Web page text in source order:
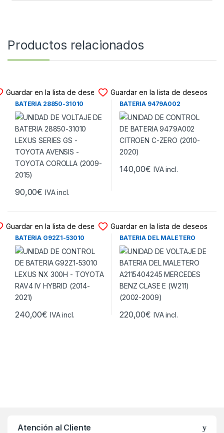
Productos relacionados
Guardar en la lista de deseos
UNIDAD DE VOLTAJE DE
BATERIA 28850-31010
LEXUS SERIES GS – TOYOTA
AVENSIS – TOYOTA
COROLLA (2009-2015)
90,00€ IVA incl.
Guardar en la lista de deseos
UNIDAD DE CONTROL DE
BATERIA 9479A002
CITROEN C-ZERO (2010-
2020)
140,00€ IVA incl.
Guardar en la lista de deseos
UNIDAD DE CONTROL DE
BATERIA G92Z1-53010
LEXUS NX 300H – TOYOTA
RAV4 IV HYBRID (2014-2021)
240,00€ IVA incl.
Guardar en la lista de deseos
UNIDAD DE VOLTAJE DE
BATERIA DEL MALETERO
A2115404245 MERCEDES
BENZ CLASE E (W211)
(2002-2009)
220,00€ IVA incl.
Atención al Cliente